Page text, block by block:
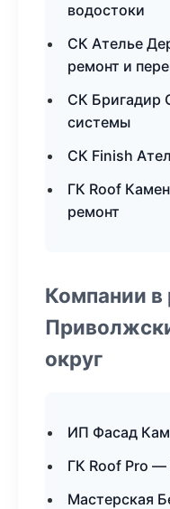
водостоки
СК Ателье
ремонт и
СК Бригадир
системы
СК Finish
ГК Roof
ремонт
Компании в
округ
ИП Фасад
ГК Roof Pro —
Мастерская